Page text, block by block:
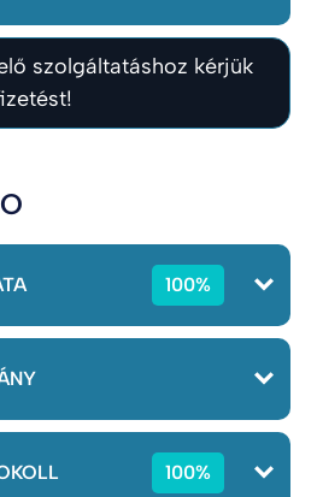
szolgáltatáshoz kérjük
100%
100%